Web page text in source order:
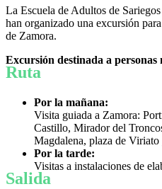
La Escuela de Adultos de
han organizado una excursión
de Zamora.
Excursión destinada a personas
Ruta
Por la mañana:
Visita guiada a Zamora:
Castillo, Mirador del
Magdalena, plaza de
Por la tarde:
Visitas a instalaciones de
Salida